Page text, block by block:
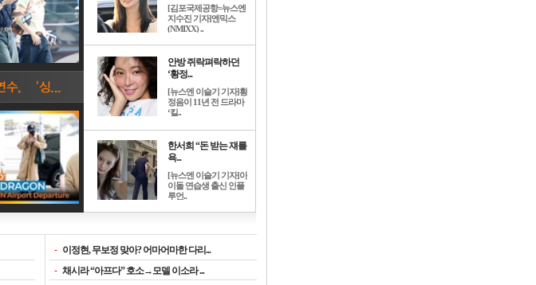
[김포국제공항=뉴스엔
지수진 기자]엔믹스
(NMIXX) ..
안방 쥐락펴락하던
‘황정...
[뉴스엔 이슬기 기자]황
정음이 11년 전 드라마
‘킬..
한서희 “돈 받는 쟤를
욕...
[뉴스엔 이슬기 기자]아
이돌 연습생 출신 인플
루언..
- 이정현, 무보정 맞아? 어마어마한 다리...
- 채시라 “아프다” 호소→모델 이소라 ...